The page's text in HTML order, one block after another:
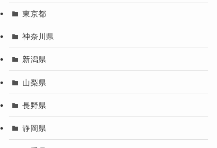
東京都
神奈川県
新潟県
山梨県
長野県
静岡県